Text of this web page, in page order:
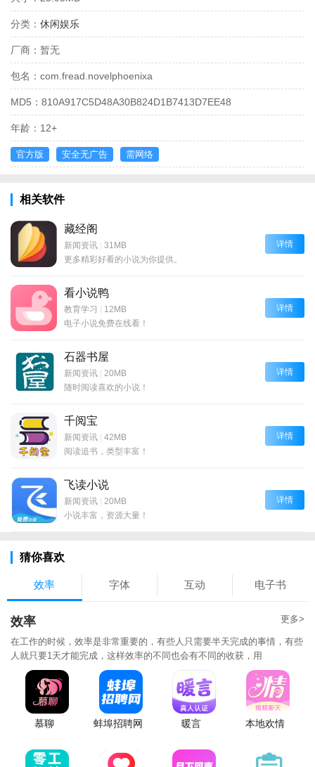
分类： 休闲娱乐
厂商： 暂无
包名： com.fread.novelphoenixa
MD5： 810A917C5D48A30B824D1B7413D7EE48
年龄： 12+
官方版 安全无广告 需网络
相关软件
藏经阁
新闻资讯 | 31MB
更多精彩好看的小说为你提供。
详情
看小说鸭
教育学习 | 12MB
电子小说免费在线看！
详情
石器书屋
新闻资讯 | 20MB
随时阅读喜欢的小说！
详情
千阅宝
新闻资讯 | 42MB
阅读追书，类型丰富！
详情
飞读小说
新闻资讯 | 20MB
小说丰富，资源大量！
详情
猜你喜欢
效率 字体 互动 电子书
效率 更多>
在工作的时候，效率是非常重要的，有些人只需要半天完成的事情，有些
人就只要1天才能完成，这样效率的不同也会有不同的收获，用
慕聊 蚌埠招聘网 暖言 本地欢情